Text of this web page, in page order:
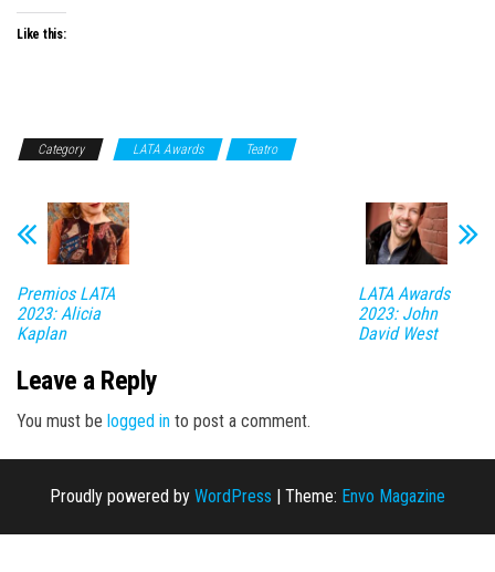
Like this:
Category LATA Awards Teatro
Premios LATA
2023: Alicia
Kaplan
LATA Awards
2023: John
David West
Leave a Reply
You must be logged in to post a comment.
Proudly powered by WordPress | Theme: Envo Magazine